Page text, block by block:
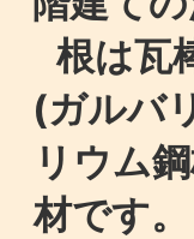
根は瓦
(ガルバ
リウム
材です